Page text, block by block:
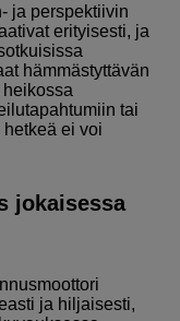
ja perspektiivin
erityisesti, ja
hämmästyttävän
tai
ei voi
jokaisessa
ja hiljaisesti,